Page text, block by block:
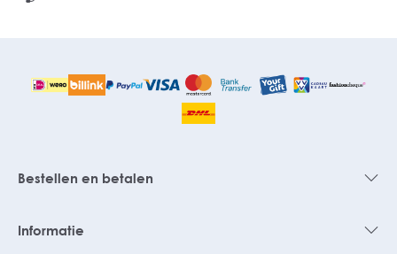
Bestellen en betalen
Informatie